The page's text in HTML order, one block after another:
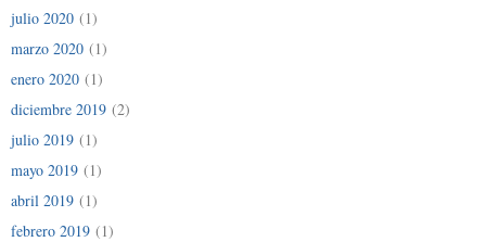
julio 2020 (1)
marzo 2020 (1)
enero 2020 (1)
diciembre 2019 (2)
julio 2019 (1)
mayo 2019 (1)
abril 2019 (1)
febrero 2019 (1)